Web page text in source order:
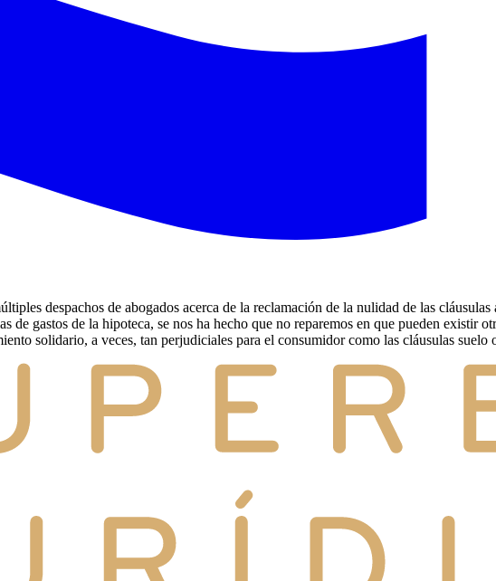
despachos de abogados acerca de la reclamación de la nulidad de las
gastos de la hipoteca, se nos ha hecho que no reparemos en que pueden existir
solidario, a veces, tan perjudiciales para el consumidor como las cláusulas suelo